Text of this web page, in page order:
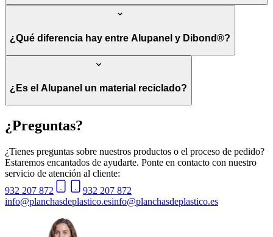
¿Qué diferencia hay entre Alupanel y Dibond®?
¿Es el Alupanel un material reciclado?
¿Preguntas?
¿Tienes preguntas sobre nuestros productos o el proceso de pedido?
Estaremos encantados de ayudarte. Ponte en contacto con nuestro
servicio de atención al cliente:
932 207 872
932 207 872
info@planchasdeplastico.esinfo@planchasdeplastico.es